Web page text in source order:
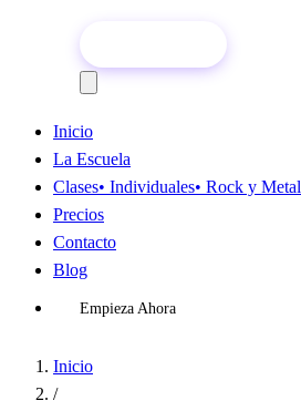
Inicio
La Escuela
Clases• Individuales• Rock y Metal
Precios
Contacto
Blog
Empieza Ahora
Inicio
/